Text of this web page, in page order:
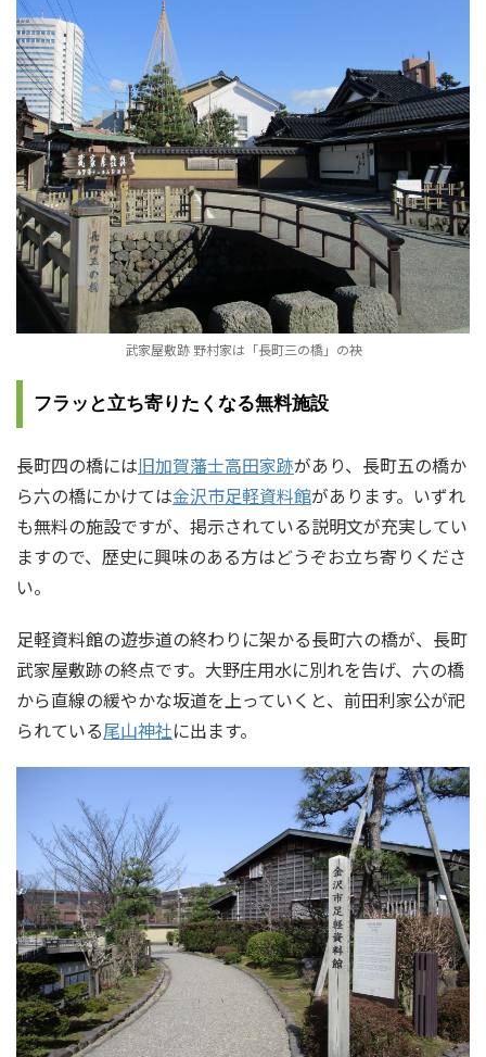
武家屋敷跡 野村家は「長町三の橋」の袂
フラッと立ち寄りたくなる無料施設
長町四の橋には旧加賀藩士高田家跡があり、長町五の橋か
ら六の橋にかけては金沢市足軽資料館があります。いずれ
も無料の施設ですが、掲示されている説明文が充実してい
ますので、歴史に興味のある方はどうぞお立ち寄りくださ
い。
足軽資料館の遊歩道の終わりに架かる長町六の橋が、長町
武家屋敷跡の終点です。大野庄用水に別れを告げ、六の橋
から直線の緩やかな坂道を上っていくと、前田利家公が祀
られている尾山神社に出ます。